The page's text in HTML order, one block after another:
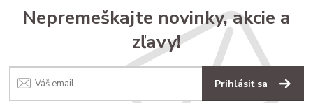
Nepremeškajte novinky, akcie a
zľavy!
Prihlásiť sa